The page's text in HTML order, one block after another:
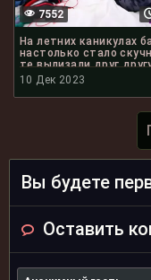
7552
На летних каникулах
настолько стало
те вылизали друг
10 Дек 2023
Вы будете
Оставить